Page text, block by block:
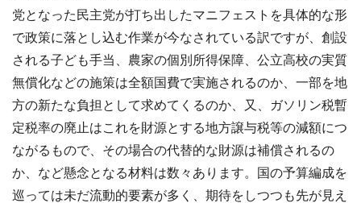
党となった民主党が打ち出したマニフェストを具体的な形
で政策に落とし込む作業が今なされている訳ですが、創設
される子ども手当、農家の個別所得保障、公立高校の実質
無償化などの施策は全額国費で実施されるのか、一部を地
方の新たな負担として求めてくるのか、又、ガソリン税暫
定税率の廃止はこれを財源とする地方譲与税等の減額につ
ながるもので、その場合の代替的な財源は補償されるの
か、など懸念となる材料は数々あります。国の予算編成を
巡っては未だ流動的要素が多く、期待をしつつも先が見え